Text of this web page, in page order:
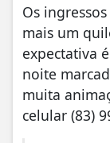
Os
mais um
expectativa
noite
muita
celular (83)